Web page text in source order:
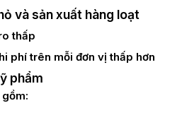
và sản xuất hàng loạt
thấp
phí trên mỗi đơn vị thấp hơn
phẩm